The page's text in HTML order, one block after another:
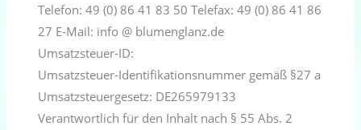
Telefon: 49 (0) 86 41 83 50 Telefax: 49 (0) 86 41 86
27 E-Mail: info @ blumenglanz.de
Umsatzsteuer-ID:
Umsatzsteuer-Identifikationsnummer gemäß §27 a
Umsatzsteuergesetz: DE265979133
Verantwortlich für den Inhalt nach § 55 Abs. 2